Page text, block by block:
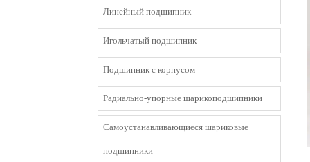
Линейный подшипник
Игольчатый подшипник
Подшипник с корпусом
Радиально-упорные шарикоподшипники
Cамоустанавливающиеся шариковые
подшипники